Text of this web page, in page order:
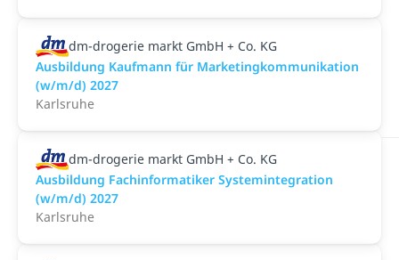
dm-drogerie markt GmbH + Co. KG
Ausbildung Kaufmann für Marketingkommunikation
(w/m/d) 2027
Karlsruhe
dm-drogerie markt GmbH + Co. KG
Ausbildung Fachinformatiker Systemintegration
(w/m/d) 2027
Karlsruhe